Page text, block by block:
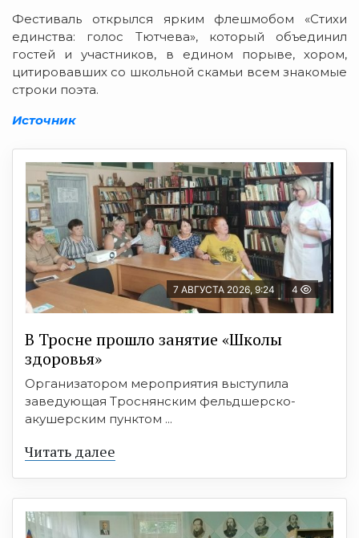
Фестиваль открылся ярким флешмобом «Стихи
единства: голос Тютчева», который объединил
гостей и участников, в едином порыве, хором,
цитировавших со школьной скамьи всем знакомые
строки поэта.
Источник
7 АВГУСТА 2026, 9:24 4
В Тросне прошло занятие «Школы
здоровья»
Организатором мероприятия выступила
заведующая Троснянским фельдшерско-
акушерским пунктом ...
Читать далее